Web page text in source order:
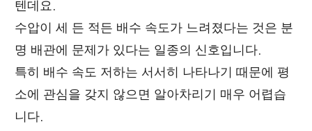
텐데요.
수압이 세 든 적든 배수 속도가 느려졌다는 것은 분
명 배관에 문제가 있다는 일종의 신호입니다.
특히 배수 속도 저하는 서서히 나타나기 때문에 평
소에 관심을 갖지 않으면 알아차리기 매우 어렵습
니다.